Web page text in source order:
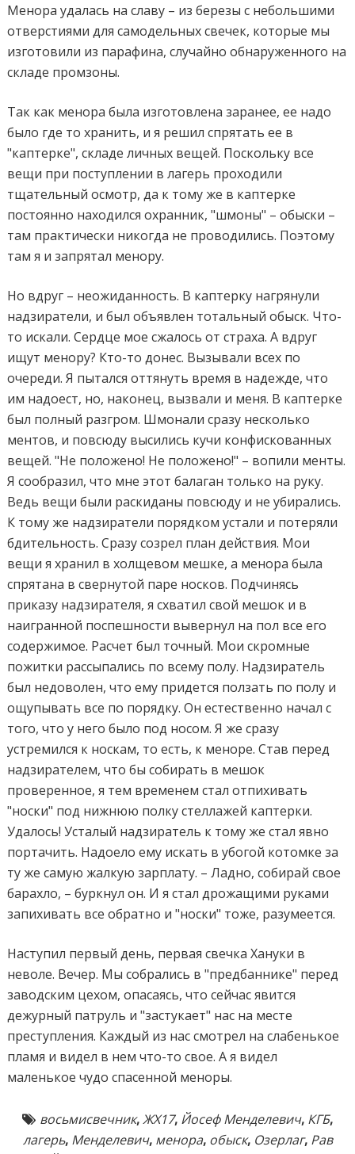
Менора удалась на славу – из березы с небольшими
отверстиями для самодельных свечек, которые мы
изготовили из парафина, случайно обнаруженного на
складе промзоны.
Так как менора была изготовлена заранее, ее надо
было где то хранить, и я решил спрятать ее в
"каптерке", складе личных вещей. Поскольку все
вещи при поступлении в лагерь проходили
тщательный осмотр, да к тому же в каптерке
постоянно находился охранник, "шмоны" – обыски –
там практически никогда не проводились. Поэтому
там я и запрятал менору.
Но вдруг – неожиданность. В каптерку нагрянули
надзиратели, и был объявлен тотальный обыск. Что-
то искали. Сердце мое сжалось от страха. А вдруг
ищут менору? Кто-то донес. Вызывали всех по
очереди. Я пытался оттянуть время в надежде, что
им надоест, но, наконец, вызвали и меня. В каптерке
был полный разгром. Шмонали сразу несколько
ментов, и повсюду высились кучи конфискованных
вещей. "Не положено! Не положено!" – вопили менты.
Я сообразил, что мне этот балаган только на руку.
Ведь вещи были раскиданы повсюду и не убирались.
К тому же надзиратели порядком устали и потеряли
бдительность. Сразу созрел план действия. Мои
вещи я хранил в холщевом мешке, а менора была
спрятана в свернутой паре носков. Подчинясь
приказу надзирателя, я схватил свой мешок и в
наигранной поспешности вывернул на пол все его
содержимое. Расчет был точный. Мои скромные
пожитки рассыпались по всему полу. Надзиратель
был недоволен, что ему придется ползать по полу и
ощупывать все по порядку. Он естественно начал с
того, что у него было под носом. Я же сразу
устремился к носкам, то есть, к меноре. Став перед
надзирателем, что бы собирать в мешок
проверенное, я тем временем стал отпихивать
"носки" под нижнюю полку стеллажей каптерки.
Удалось! Усталый надзиратель к тому же стал явно
портачить. Надоело ему искать в убогой котомке за
ту же самую жалкую зарплату. – Ладно, собирай свое
барахло, – буркнул он. И я стал дрожащими руками
запихивать все обратно и "носки" тоже, разумеется.
Наступил первый день, первая свечка Хануки в
неволе. Вечер. Мы собрались в "предбаннике" перед
заводским цехом, опасаясь, что сейчас явится
дежурный патруль и "застукает" нас на месте
преступления. Каждый из нас смотрел на слабенькое
пламя и видел в нем что-то свое. А я видел
маленькое чудо спасенной меноры.
восьмисвечник,ЖХ17, Йосеф Менделевич, КГБ,
лагерь, Менделевич, менора, обыск, Озерлаг, Рав